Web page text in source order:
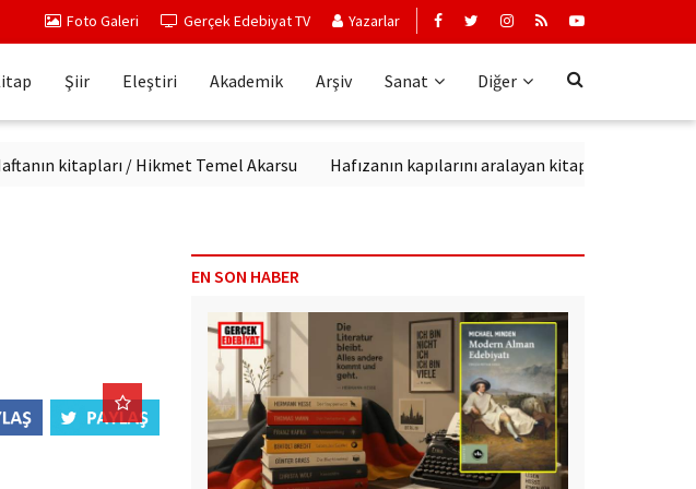
Foto Galeri Gerçek Edebiyat TV Yazarlar
Şiir Eleştiri Akademik Arşiv Sanat Diğer
kitapları / Hikmet Temel Akarsu Hafızanın kapılarını aralayan kitap: Kırık Anahtar
EN SON HABER